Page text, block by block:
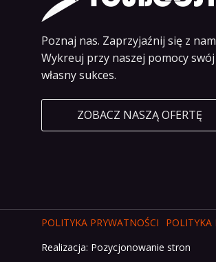
Poznaj nas. Zaprzyjaźnij się z
Wykreuj przy naszej pomocy swój
własny sukces.
ZOBACZ NASZĄ OFERTĘ
POLITYKA PRYWATNOŚCI
POLITYKA
Realizacja: Pozycjonowanie stron